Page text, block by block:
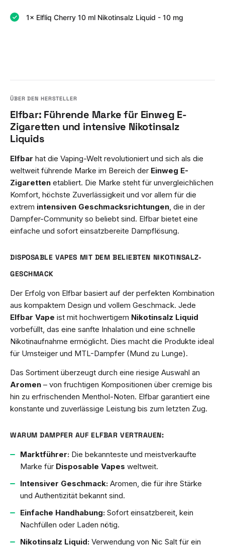
1× Elfliq Cherry 10 ml Nikotinsalz Liquid - 10 mg
Elfbar: Führende Marke für Einweg E-
Zigaretten und intensive Nikotinsalz
Liquids
Elfbar hat die Vaping-Welt revolutioniert und sich als die
weltweit führende Marke im Bereich der Einweg E-
Zigaretten etabliert. Die Marke steht für unvergleichlichen
Komfort, höchste Zuverlässigkeit und vor allem für die
extrem intensiven Geschmacksrichtungen , die in der
Dampfer-Community so beliebt sind. Elfbar bietet eine
einfache und sofort einsatzbereite Dampflösung.
DISPOSABLE VAPES MIT DEM BELIEBTEN NIKOTINSALZ-
GESCHMACK
Der Erfolg von Elfbar basiert auf der perfekten Kombination
aus kompaktem Design und vollem Geschmack. Jede
Elfbar Vape ist mit hochwertigem Nikotinsalz Liquid
vorbefüllt, das eine sanfte Inhalation und eine schnelle
Nikotinaufnahme ermöglicht. Dies macht die Produkte ideal
für Umsteiger und MTL-Dampfer (Mund zu Lunge).
Das Sortiment überzeugt durch eine riesige Auswahl an
Aromen – von fruchtigen Kompositionen über cremige bis
hin zu erfrischenden Menthol-Noten. Elfbar garantiert eine
konstante und zuverlässige Leistung bis zum letzten Zug.
WARUM DAMPFER AUF ELFBAR VERTRAUEN:
Marktführer: Die bekannteste und meistverkaufte
Marke für Disposable Vapes weltweit.
Intensiver Geschmack: Aromen, die für ihre Stärke
und Authentizität bekannt sind.
Einfache Handhabung: Sofort einsatzbereit, kein
Nachfüllen oder Laden nötig.
Nikotinsalz Liquid: Verwendung von Nic Salt für ein